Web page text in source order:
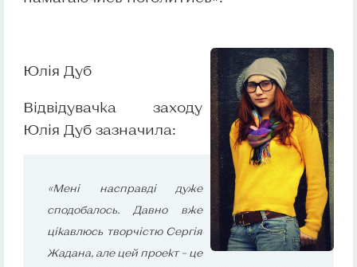
Юлія Дуб
Відвідувачка заходу
Юлія Дуб зазначила:
«Мені насправді дуже
сподобалось. Давно вже
цікавлюсь творчістю Сергія
Жадана, але цей проект – це